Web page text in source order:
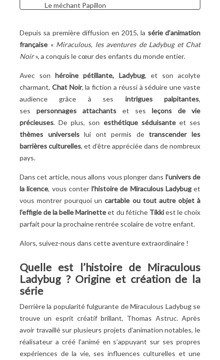
Le méchant Papillon
Découvrez la Ville Lumière sous un autre jour !
Laissez-vous porter par des personnages
passionnés et passionnants...
produits dérivés
Mesurez le succès mondial du film d’animation
français
Démasquez les livres et les jeux pour enfants
consacrés à la belle héroïne dans son costume
rouge à pois noirs
Craquez pour les accessoires scolaires
Miraculous ?
Collection 1 : Action !
Collection 2 : Girl Power
Importance d’un bon cartable
Depuis sa première diffusion en 2015, la série d’animation
française « Miraculous, les aventures de Ladybug et Chat
Noir», a conquis le cœur des enfants du monde entier.
Avec sonhéroïne pétillante, Ladybug, et son acolyte
charmant, Chat Noir, la fiction a réussi à séduire une vaste
audience grâce à ses intrigues palpitantes,
ses personnages attachants et ses leçons de vie
précieuses. De plus, son esthétique séduisanteet ses
thèmes universelslui ont permis detranscender les
barrières culturelles, et d’être appréciée dans de nombreux
pays.
Dans cet article, nous allons vous plonger dans l’univers de
la licence, vous conter l’histoire de Miraculous Ladybuget
vous montrer pourquoi uncartable ou tout autre objet à
l’effigie de la belle Marinetteet du fétiche Tikkiest le choix
parfait pour la prochaine rentrée scolaire de votre enfant.
Alors, suivez-nous dans cette aventure extraordinaire !
Quelle est l’histoire de Miraculous
Ladybug ? Origine et création de la
série
Derrière la popularité fulgurante de Miraculous Ladybug se
trouve un esprit créatif brillant, Thomas Astruc. Après
avoir travaillé sur plusieurs projets d’animation notables, le
réalisateur a créé l’animé en s’appuyant sur ses propres
expériences de la vie, ses influences culturelles et une